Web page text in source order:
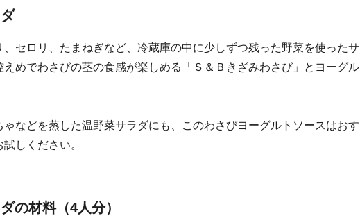
セロリ、たまねぎなど、冷蔵庫の中に少しずつ残った野菜を使ったサ
めでわさびの茎の食感が楽しめる「Ｓ＆Ｂきざみわさび」とヨーグル
などを蒸した温野菜サラダにも、このわさびヨーグルトソースはおす
しください。
の材料（4人分）